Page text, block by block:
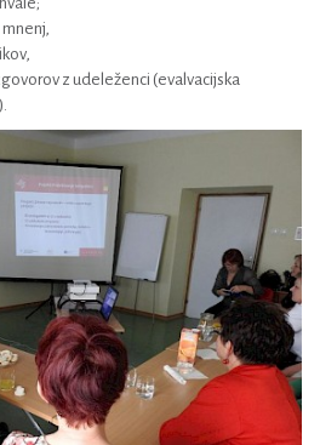
z udeleženci (evalvacijska